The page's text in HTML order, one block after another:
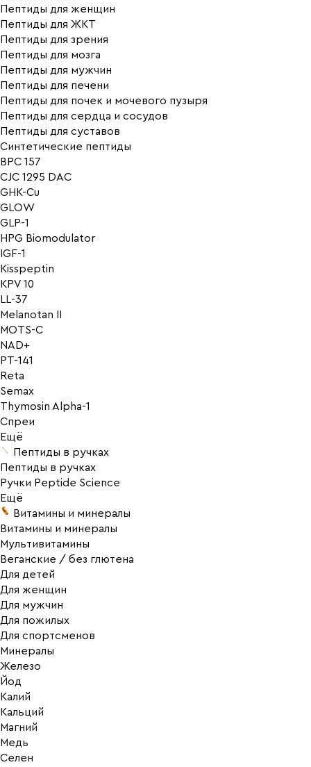
Пептиды для женщин
Пептиды для ЖКТ
Пептиды для зрения
Пептиды для мозга
Пептиды для мужчин
Пептиды для печени
Пептиды для почек и мочевого пузыря
Пептиды для сердца и сосудов
Пептиды для суставов
Синтетические пептиды
BPC 157
CJC 1295 DAC
GHK-Cu
GLOW
GLP-1
HPG Biomodulator
IGF-1
Kisspeptin
KPV 10
LL-37
Melanotan II
MOTS-C
NAD+
PT-141
Reta
Semax
Thymosin Alpha-1
Спреи
Ещё
Пептиды в ручках
Пептиды в ручках
Ручки Peptide Science
Ещё
Витамины и минералы
Витамины и минералы
Мультивитамины
Веганские / без глютена
Для детей
Для женщин
Для мужчин
Для пожилых
Для спортсменов
Минералы
Железо
Йод
Калий
Кальций
Магний
Медь
Селен